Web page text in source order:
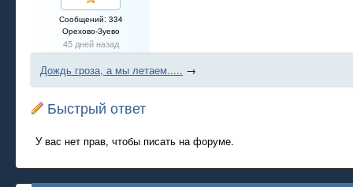
Сообщений: 334
Орехово-Зуево
45 дней назад
Дождь гроза, а мы летаем..... →
Быстрый ответ
У вас нет прав, чтобы писать на форуме.